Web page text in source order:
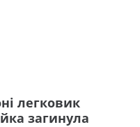
легковик
загинула